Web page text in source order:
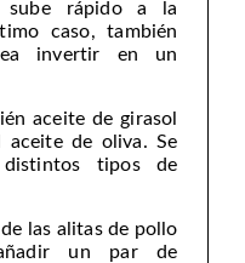
rápido a la
caso, también
invertir en un
aceite de girasol
de oliva. Se
distintos tipos de
las alitas de pollo
un par de